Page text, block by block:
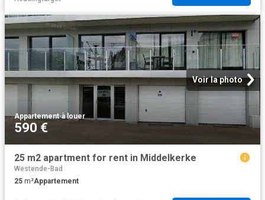
Voir la photo
Appartement·à louer
590 €
25 m2 apartment for rent in Middelkerke
Westende-Bad
25 m²Appartement